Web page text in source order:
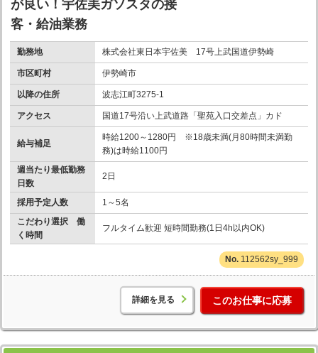
が良い！宇佐美ガソスタの接
客・給油業務
勤務地 株式会社東日本宇佐美 17号上武国道伊勢崎
市区町村 伊勢崎市
以降の住所 波志江町3275-1
アクセス 国道17号沿い上武道路「聖苑入口交差点」カド
給与補足
時給1200～1280円 ※18歳未満(月80時間未満勤
務)は時給1100円
週当たり最低勤務
日数
2日
採用予定人数
1～5名
こだわり選択 働
く時間
フルタイム歓迎 短時間勤務(1日4h以内OK)
112562sy_999
詳細を見る このお仕事に応募